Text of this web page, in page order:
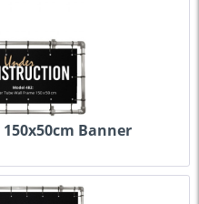
Banner